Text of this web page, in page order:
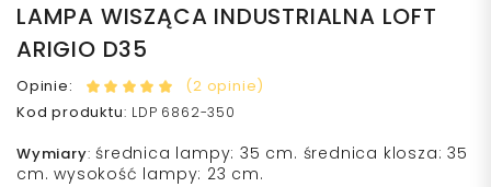
LAMPA WISZĄCA INDUSTRIALNA LOFT
ARIGIO D35
Opinie:
(2 opinie)
Kod produktu: LDP 6862-350
Wymiary: średnica lampy: 35 cm. średnica klosza: 35
cm. wysokość lampy: 23 cm.